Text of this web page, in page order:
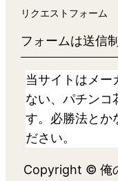
リクエストフォーム
フォームは送信
当サイトはメー
ない、パチンコ
す。必勝法とか
ださい。
Copyright © 俺